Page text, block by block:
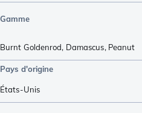
Gamme
Burnt Goldenrod, Damascus, Peanut
Pays d'origine
États-Unis